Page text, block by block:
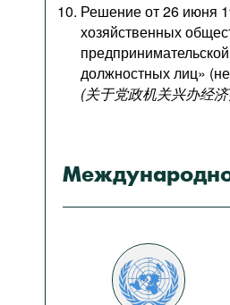
Решение от 26 июня
хозяйственных
должностных лиц»
(关于党政机关兴办经